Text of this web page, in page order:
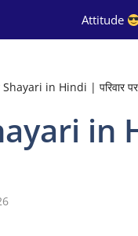
Attitude
in Hindi | परिवार पर
in